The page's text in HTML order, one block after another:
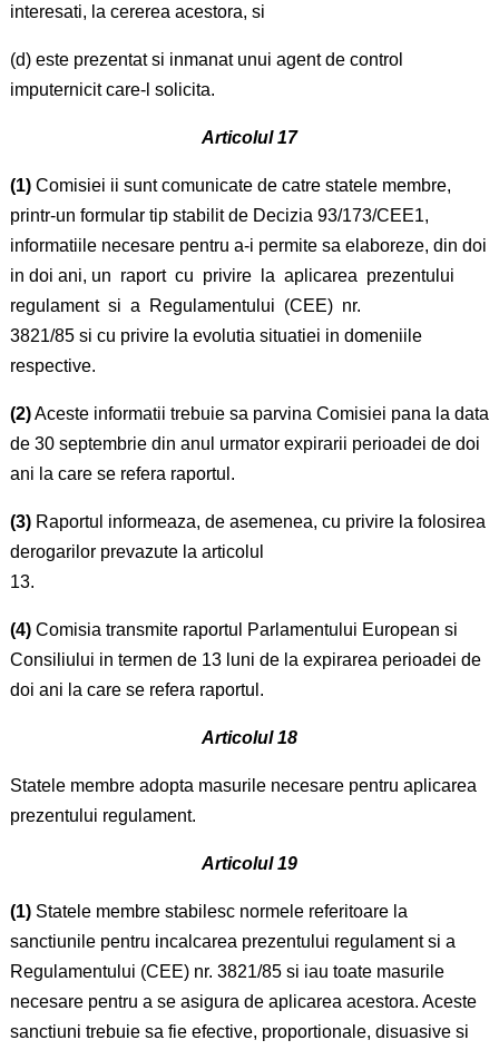
interesati, la cererea acestora, si
(d) este prezentat si inmanat unui agent de control
imputernicit care-l solicita.
Articolul 17
(1)Comisiei ii sunt comunicate de catre statele membre,
printr-un formular tip stabilit de Decizia 93/173/CEE1,
informatiile necesare pentru a-i permite sa elaboreze, din doi
in doi ani, un raport cu privire la aplicarea prezentului
regulament si a Regulamentului (CEE) nr.
3821/85 si cu privire la evolutia situatiei in domeniile
respective.
(2)Aceste informatii trebuie sa parvina Comisiei pana la data
de 30 septembrie din anul urmator expirarii perioadei de doi
ani la care se refera raportul.
(3)Raportul informeaza, de asemenea, cu privire la folosirea
derogarilor prevazute la articolul
13.
(4)Comisia transmite raportul Parlamentului European si
Consiliului in termen de 13 luni de la expirarea perioadei de
doi ani la care se refera raportul.
Articolul 18
Statele membre adopta masurile necesare pentru aplicarea
prezentului regulament.
Articolul 19
(1)Statele membre stabilesc normele referitoare la
sanctiunile pentru incalcarea prezentului regulament si a
Regulamentului (CEE) nr. 3821/85 si iau toate masurile
necesare pentru a se asigura de aplicarea acestora. Aceste
sanctiuni trebuie sa fie efective, proportionale, disuasive si